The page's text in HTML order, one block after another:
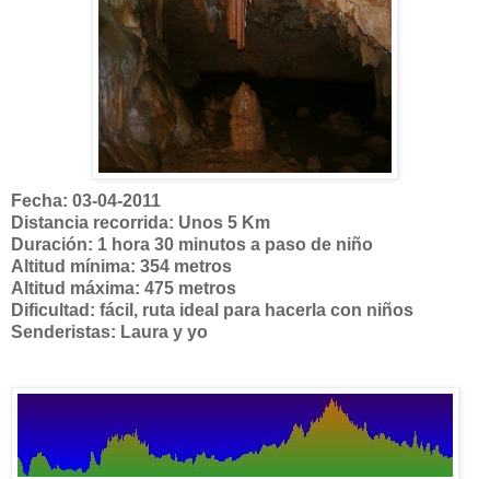
Fecha: 03-04-2011
Distancia recorrida: Unos 5 Km
Duración: 1 hora 30 minutos a paso de niño
Altitud mínima: 354 metros
Altitud máxima: 475 metros
Dificultad: fácil, ruta ideal para hacerla con niños
Senderistas: Laura y yo